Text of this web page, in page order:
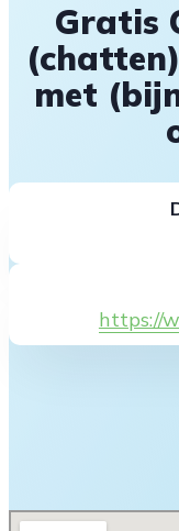
Gratis
met
https://